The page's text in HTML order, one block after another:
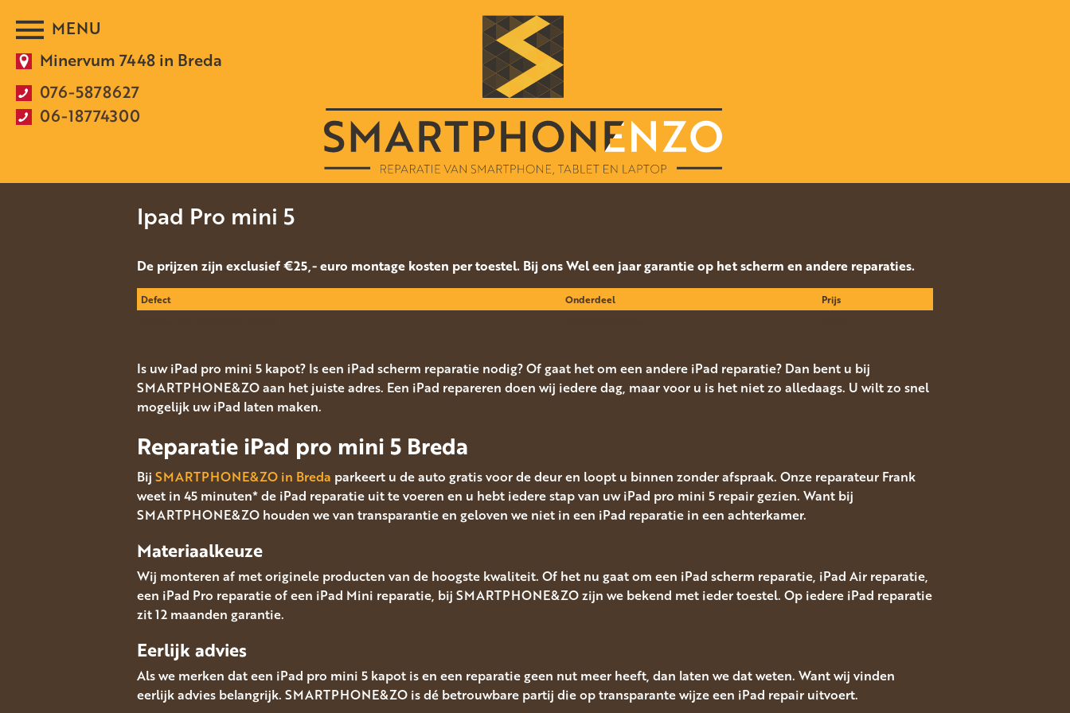
Minervum 7448 in Breda
076-5878627
06-18774300
Ipad Pro mini 5
De prijzen zijn exclusief €25,- euro montage kosten per toestel. Bij ons Wel een jaar garantie op het scherm en andere reparaties.
Defect Onderdeel
Prijs
Is uw iPad pro mini 5 kapot? Is een iPad scherm reparatie nodig? Of gaat het om een andere iPad reparatie? Dan bent u bij
SMARTPHONE&ZO aan het juiste adres. Een iPad repareren doen wij iedere dag, maar voor u is het niet zo alledaags. U wilt zo snel
mogelijk uw iPad laten maken.
Reparatie iPad pro mini 5 Breda
Bij SMARTPHONE&ZO in Breda parkeert u de auto gratis voor de deur en loopt u binnen zonder afspraak. Onze reparateur Frank
weet in 45 minuten* de iPad reparatie uit te voeren en u hebt iedere stap van uw iPad pro mini 5 repair gezien. Want bij
SMARTPHONE&ZO houden we van transparantie en geloven we niet in een iPad reparatie in een achterkamer.
Materiaalkeuze
Wij monteren af met originele producten van de hoogste kwaliteit. Of het nu gaat om een iPad scherm reparatie, iPad Air reparatie,
een iPad Pro reparatie of een iPad Mini reparatie, bij SMARTPHONE&ZO zijn we bekend met ieder toestel. Op iedere iPad reparatie
zit 12 maanden garantie.
Eerlijk advies
Als we merken dat een iPad pro mini 5 kapot is en een reparatie geen nut meer heeft, dan laten we dat weten. Want wij vinden
eerlijk advies belangrijk. SMARTPHONE&ZO is dé betrouwbare partij die op transparante wijze een iPad repair uitvoert.